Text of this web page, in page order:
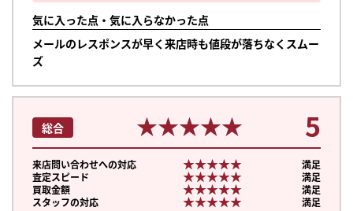
気に入った点・気に入らなかった点
メールのレスポンスが早く来店時も値段が落ちなくスムー
ズ
総合 ★★★★★
★★★★★ 5
来店問い合わせへの対応 ★★★★★
★★★★★
満足
査定スピード
★★★★★
★★★★★
満足
買取金額
★★★★★
★★★★★
満足
スタッフの対応
★★★★★
★★★★★ 満足